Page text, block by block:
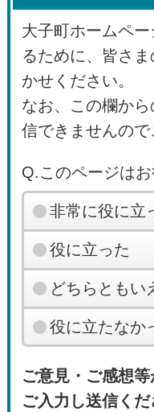
大子町ホームペ
るために、皆さ
かせください。
なお、この欄か
信できませんので
Q.このページは
非常に役に立
役に立った
どちらともい
役に立たなか
ご意見・ご感想
ご入力し送信くだ